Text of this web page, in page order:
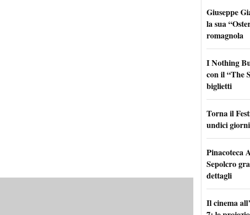
Giuseppe
la sua
romagnola
I Nothing
con il “The
biglietti
Torna il
undici
Pinacoteca
Sepolcro
dettagli
Il cinema